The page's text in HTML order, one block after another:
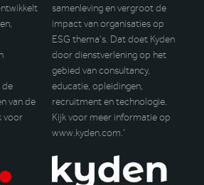
de
van de
voor
samenleving en vergroot de
impact van organisaties op
ESG thema’s. Dat doet Kyden
door dienstverlening op het
gebied van consultancy,
educatie, opleidingen,
recruitment en technologie.
Kijk voor meer informatie op
www.kyden.com.’